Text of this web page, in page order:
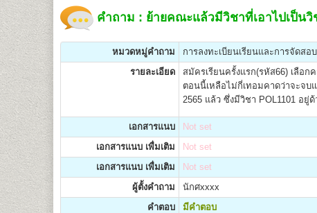
คำถาม : ย้ายคณะแล้วมีวิชาที่เอาไปเป็นวิ
หมวดหมู่คำถาม
การลงทะเบียนเรียนและการจัดสอบ
รายละเอียด
สมัครเรียนครั้งแรก(รหัส66) เลือ
ตอนนี้เหลือไม่กี่เทอมคาดว่าจะจบ
2565 แล้ว ซึ่งมีวิชา POL1101 อ
เอกสารแนบ
Not set
เอกสารแนบ เพื่มเติม
Not set
เอกสารแนบ เพื่มเติม
Not set
ผู้ตั้งคำถาม
นักศxxxx
คำตอบ
มีคำตอบ